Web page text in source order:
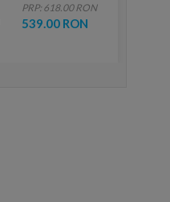
PRP: 618.00 RON
539.00 RON